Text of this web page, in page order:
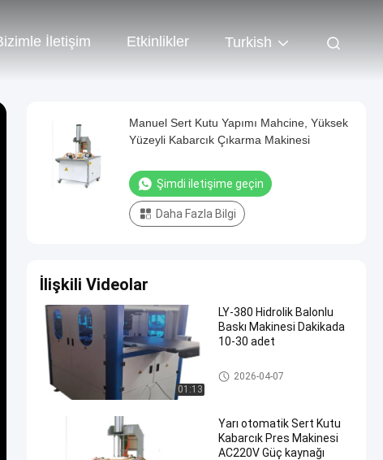
İletişim Etkinlikler Turkish
Manuel Sert Kutu Yapımı Mahcine, Yüksek
Yüzeyli Kabarcık Çıkarma Makinesi
Şimdi iletişime geçin
Daha Fazla Bilgi
İlişkili Videolar
01:13
LY-380 Hidrolik Balonlu
Baskı Makinesi Dakikada
10-30 adet
Box Bubble Pressing Machine
2026-04-07
Yarı otomatik Sert Kutu
Kabarcık Pres Makinesi
AC220V Güç kaynağı